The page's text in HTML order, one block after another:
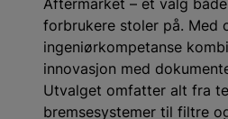
Aftermarket – et valg
forbrukere stoler på. Med
ingeniørkompetanse
innovasjon med
Utvalget omfatter alt fra
bremsesystemer til filtre